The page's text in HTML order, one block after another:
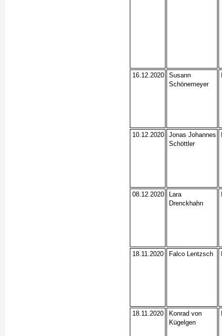
16.12.2020
Susann
Schönemeyer
10.12.2020
Jonas Johannes
Schöttler
08.12.2020
Lara
Drenckhahn
18.11.2020 Falco Lentzsch
18.11.2020
Konrad von
Kügelgen